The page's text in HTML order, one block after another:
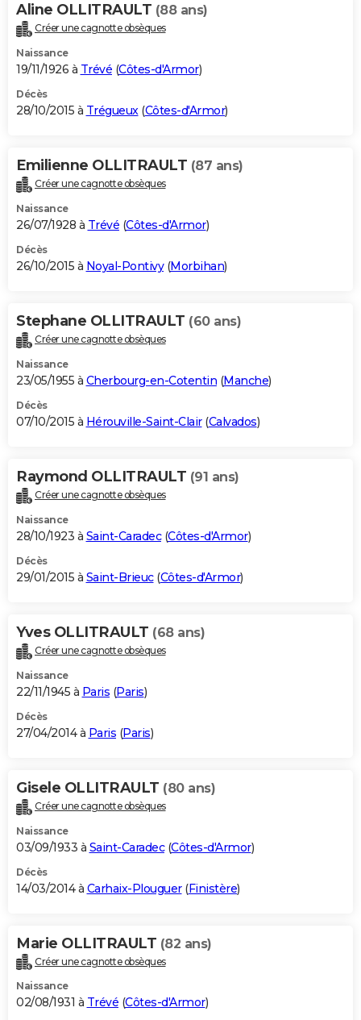
Aline OLLITRAULT (88 ans)
Créer une cagnotte obsèques
Naissance
19/11/1926 à Trévé (Côtes-d'Armor)
Décès
28/10/2015 à Trégueux(Côtes-d'Armor)
Emilienne OLLITRAULT (87 ans)
Créer une cagnotte obsèques
Naissance
26/07/1928 à Trévé (Côtes-d'Armor)
Décès
26/10/2015 à Noyal-Pontivy(Morbihan)
Stephane OLLITRAULT (60 ans)
Créer une cagnotte obsèques
Naissance
23/05/1955 à Cherbourg-en-Cotentin (Manche)
Décès
07/10/2015 à Hérouville-Saint-Clair(Calvados)
Raymond OLLITRAULT (91 ans)
Créer une cagnotte obsèques
Naissance
28/10/1923 à Saint-Caradec(Côtes-d'Armor)
Décès
29/01/2015 à Saint-Brieuc(Côtes-d'Armor)
Yves OLLITRAULT (68 ans)
Créer une cagnotte obsèques
Naissance
22/11/1945 à Paris (Paris)
Décès
27/04/2014 à Paris (Paris)
Gisele OLLITRAULT (80 ans)
Créer une cagnotte obsèques
Naissance
03/09/1933 à Saint-Caradec(Côtes-d'Armor)
Décès
14/03/2014 à Carhaix-Plouguer(Finistère)
Marie OLLITRAULT (82 ans)
Créer une cagnotte obsèques
Naissance
02/08/1931 à Trévé (Côtes-d'Armor)